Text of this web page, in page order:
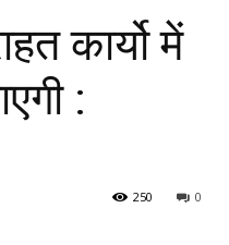
कार्यो में
:
0
250